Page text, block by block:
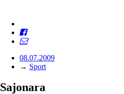
08.07.2009
→ Sport
Sajonara